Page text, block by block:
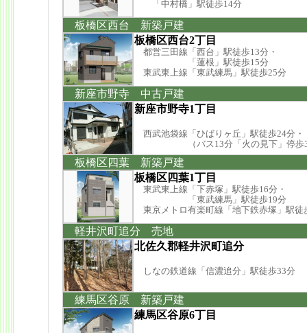
「中村橋」駅徒歩14分
板橋区西台 新築戸建
板橋区西台2丁目
都営三田線「西台」駅徒歩13分・
「蓮根」駅徒歩15分
東武東上線「東武練馬」駅徒歩25分
新座市野寺 中古戸建
新座市野寺1丁目
西武池袋線「ひばりヶ丘」駅徒歩24分・
（バス13分「火の見下」停歩3
板橋区四葉 新築戸建
板橋区四葉1丁目
東武東上線「下赤塚」駅徒歩16分・
「東武練馬」駅徒歩19分
東京メトロ有楽町線「地下鉄赤塚」駅徒
軽井沢町追分 売地
北佐久郡軽井沢町追分
しなの鉄道線「信濃追分」駅徒歩33分
練馬区谷原 新築戸建
練馬区谷原6丁目